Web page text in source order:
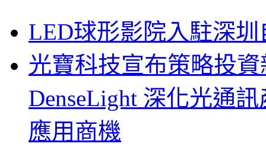
LED球形影院入駐深
光寶科技宣布策略投
DenseLight 深化光通
應用商機